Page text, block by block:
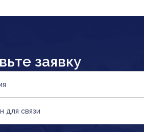
заявку
для связи